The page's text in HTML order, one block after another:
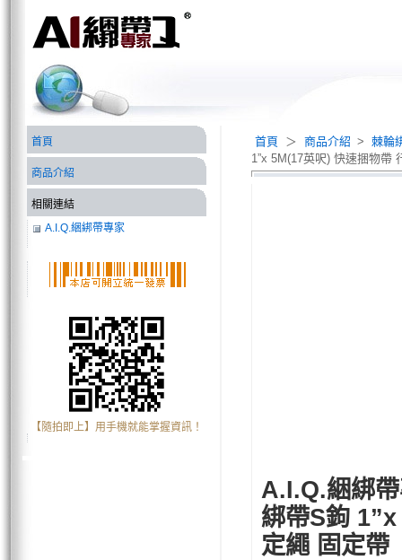
首頁 ＞ 商品介紹 > 棘輪
1”x 5M(17英呎) 快速捆物帶
A.I.Q.綑綁
綁帶S鉤
定繩 固定帶
首頁
商品介紹
相關連結
A.I.Q.綑綁帶專家
【隨拍即上】用手機就能掌握資訊！